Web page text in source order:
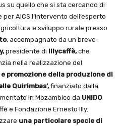
su quello che si sta cercando di
per AICS l’intervento dell’esperto
e sviluppo rurale presso
, accompagnato da un breve
presidente di Illycaffè,che
nella realizzazione del
promozione della produzione di
Quirimbas’,finanziato dalla
in Mozambico da UNIDO
e Fondazione Ernesto Illy.
una particolare specie di